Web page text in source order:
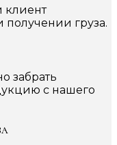
клиент
получении груза.
забрать
с нашего